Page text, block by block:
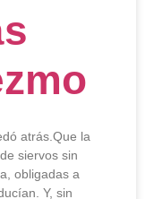
atrás.Que la
siervos sin
obligadas a
Y, sin